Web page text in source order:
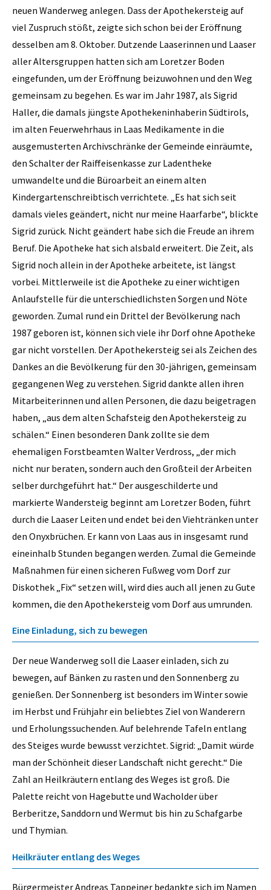
neuen Wanderweg anlegen. Dass der Apothekersteig auf
viel Zuspruch stößt, zeigte sich schon bei der Eröffnung
desselben am 8. Oktober. Dutzende Laaserinnen und Laaser
aller Altersgruppen hatten sich am Loretzer Boden
eingefunden, um der Eröffnung beizuwohnen und den Weg
gemeinsam zu begehen. Es war im Jahr 1987, als Sigrid
Haller, die damals jüngste Apothekeninhaberin Südtirols,
im alten Feuerwehrhaus in Laas Medikamente in die
ausgemusterten Archivschränke der Gemeinde einräumte,
den Schalter der Raiffeisenkasse zur Ladentheke
umwandelte und die Büroarbeit an einem alten
Kindergartenschreibtisch verrichtete. „Es hat sich seit
damals vieles geändert, nicht nur meine Haarfarbe“, blickte
Sigrid zurück. Nicht geändert habe sich die Freude an ihrem
Beruf. Die Apotheke hat sich alsbald erweitert. Die Zeit, als
Sigrid noch allein in der Apotheke arbeitete, ist längst
vorbei. Mittlerweile ist die Apotheke zu einer wichtigen
Anlaufstelle für die unterschiedlichsten Sorgen und Nöte
geworden. Zumal rund ein Drittel der Bevölkerung nach
1987 geboren ist, können sich viele ihr Dorf ohne Apotheke
gar nicht vorstellen. Der Apothekersteig sei als Zeichen des
Dankes an die Bevölkerung für den 30-jährigen, gemeinsam
gegangenen Weg zu verstehen. Sigrid dankte allen ihren
Mitarbeiterinnen und allen Personen, die dazu beigetragen
haben, „aus dem alten Schafsteig den Apothekersteig zu
schälen.“ Einen besonderen Dank zollte sie dem
ehemaligen Forstbeamten Walter Verdross, „der mich
nicht nur beraten, sondern auch den Großteil der Arbeiten
selber durchgeführt hat.“ Der ausgeschilderte und
markierte Wandersteig beginnt am Loretzer Boden, führt
durch die Laaser Leiten und endet bei den Viehtränken unter
den Onyxbrüchen. Er kann von Laas aus in insgesamt rund
eineinhalb Stunden begangen werden. Zumal die Gemeinde
Maßnahmen für einen sicheren Fußweg vom Dorf zur
Diskothek „Fix“ setzen will, wird dies auch all jenen zu Gute
kommen, die den Apothekersteig vom Dorf aus umrunden.
Eine Einladung, sich zu bewegen
Der neue Wanderweg soll die Laaser einladen, sich zu
bewegen, auf Bänken zu rasten und den Sonnenberg zu
genießen. Der Sonnenberg ist besonders im Winter sowie
im Herbst und Frühjahr ein beliebtes Ziel von Wanderern
und Erholungssuchenden. Auf belehrende Tafeln entlang
des Steiges wurde bewusst verzichtet. Sigrid: „Damit würde
man der Schönheit dieser Landschaft nicht gerecht.“ Die
Zahl an Heilkräutern entlang des Weges ist groß. Die
Palette reicht von Hagebutte und Wacholder über
Berberitze, Sanddorn und Wermut bis hin zu Schafgarbe
und Thymian.
Heilkräuter entlang des Weges
Bürgermeister Andreas ­Tappeiner bedankte sich im Namen